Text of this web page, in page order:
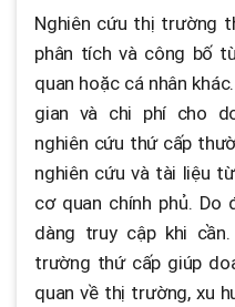
Nghiên cứu thị trường
phân tích và công bố
quan hoặc cá nhân
gian và chi phí cho
nghiên cứu thứ cấp
nghiên cứu và tài liệu
cơ quan chính phủ. Do
dàng truy cập khi
trường thứ cấp giúp
quan về thị trường, xu